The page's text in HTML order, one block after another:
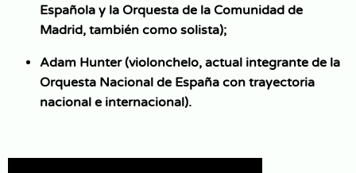
Española y la Orquesta de la Comunidad de
Madrid, también como solista);
Adam Hunter (violonchelo, actual integrante de la
Orquesta Nacional de España con trayectoria
nacional e internacional).